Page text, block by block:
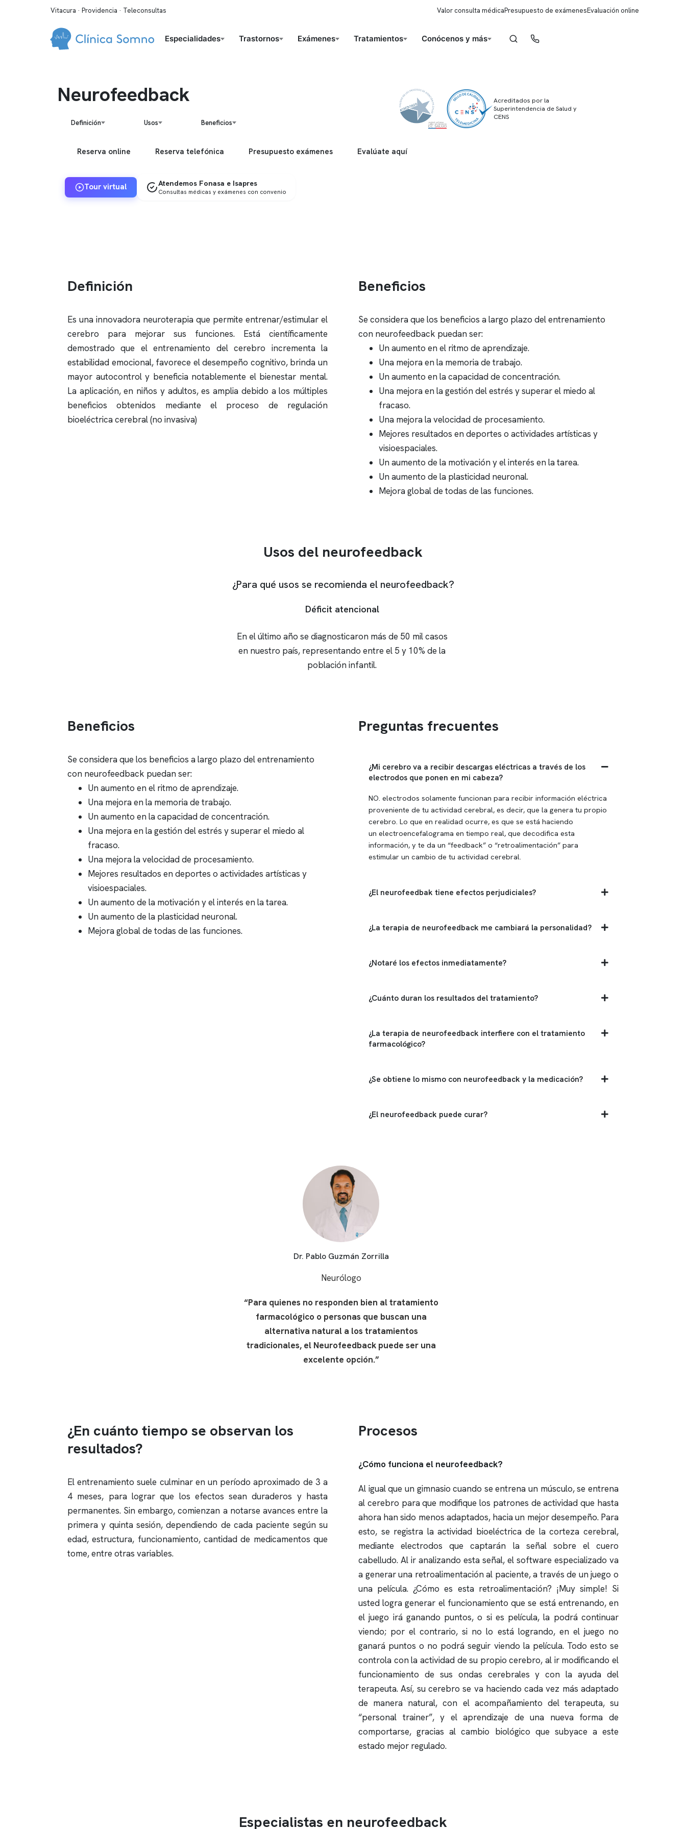
Vitacura · Providencia · Teleconsultas Valor consulta médicaPresupuesto de exámenesEvaluación online
Especialidades Trastornos Exámenes Tratamientos Conócenos y más
Neurofeedback
Definición Usos Beneficios
Acreditados por la
Superintendencia de Salud y
CENS
Reserva online Reserva telefónica Presupuesto exámenes Evalúate aquí
Tour virtual Atendemos Fonasa e Isapres
Consultas médicas y exámenes con convenio
Definición
Es una innovadora neuroterapia que permite entrenar/estimular el
cerebro para mejorar sus funciones. Está científicamente
demostrado que el entrenamiento del cerebro incrementa la
estabilidad emocional, favorece el desempeño cognitivo, brinda un
mayor autocontrol y beneficia notablemente el bienestar mental.
La aplicación, en niños y adultos, es amplia debido a los múltiples
beneficios obtenidos mediante el proceso de regulación
bioeléctrica cerebral (no invasiva)
Beneficios
Se considera que los beneficios a largo plazo del entrenamiento
con neurofeedback puedan ser:
Un aumento en el ritmo de aprendizaje.
Una mejora en la memoria de trabajo.
Un aumento en la capacidad de concentración.
Una mejora en la gestión del estrés y superar el miedo al
fracaso.
Una mejora la velocidad de procesamiento.
Mejores resultados en deportes o actividades artísticas y
visioespaciales.
Un aumento de la motivación y el interés en la tarea.
Un aumento de la plasticidad neuronal.
Mejora global de todas de las funciones.
Usos del neurofeedback
¿Para qué usos se recomienda el neurofeedback?
Déficit atencional
En el último año se diagnosticaron más de 50 mil casos
en nuestro país, representando entre el 5 y 10% de la
población infantil.
Beneficios
Se considera que los beneficios a largo plazo del entrenamiento
con neurofeedback puedan ser:
Un aumento en el ritmo de aprendizaje.
Una mejora en la memoria de trabajo.
Un aumento en la capacidad de concentración.
Una mejora en la gestión del estrés y superar el miedo al
fracaso.
Una mejora la velocidad de procesamiento.
Mejores resultados en deportes o actividades artísticas y
visioespaciales.
Un aumento de la motivación y el interés en la tarea.
Un aumento de la plasticidad neuronal.
Mejora global de todas de las funciones.
Preguntas frecuentes
¿Mi cerebro va a recibir descargas eléctricas a través de los
electrodos que ponen en mi cabeza?
NO. electrodos solamente funcionan para recibir información eléctrica
proveniente de tu actividad cerebral, es decir, que la genera tu propio
cerebro. Lo que en realidad ocurre, es que se está haciendo
un electroencefalograma en tiempo real, que decodifica esta
información, y te da un “feedback” o “retroalimentación” para
estimular un cambio de tu actividad cerebral.
¿El neurofeedbak tiene efectos perjudiciales?
¿La terapia de neurofeedback me cambiará la personalidad?
¿Notaré los efectos inmediatamente?
¿Cuánto duran los resultados del tratamiento?
¿La terapia de neurofeedback interfiere con el tratamiento
farmacológico?
¿Se obtiene lo mismo con neurofeedback y la medicación?
¿El neurofeedback puede curar?
Dr. Pablo Guzmán Zorrilla
Neurólogo
“Para quienes no responden bien al tratamiento
farmacológico o personas que buscan una
alternativa natural a los tratamientos
tradicionales, el Neurofeedback puede ser una
excelente opción.”
¿En cuánto tiempo se observan los
resultados?
El entrenamiento suele culminar en un período aproximado de 3 a
4 meses, para lograr que los efectos sean duraderos y hasta
permanentes. Sin embargo, comienzan a notarse avances entre la
primera y quinta sesión, dependiendo de cada paciente según su
edad, estructura, funcionamiento, cantidad de medicamentos que
tome, entre otras variables.
Procesos
¿Cómo funciona el neurofeedback?
Al igual que un gimnasio cuando se entrena un músculo, se entrena
al cerebro para que modifique los patrones de actividad que hasta
ahora han sido menos adaptados, hacia un mejor desempeño. Para
esto, se registra la actividad bioeléctrica de la corteza cerebral,
mediante electrodos que captarán la señal sobre el cuero
cabelludo. Al ir analizando esta señal, el software especializado va
a generar una retroalimentación al paciente, a través de un juego o
una película. ¿Cómo es esta retroalimentación? ¡Muy simple! Si
usted logra generar el funcionamiento que se está entrenando, en
el juego irá ganando puntos, o si es película, la podrá continuar
viendo; por el contrario, si no lo está logrando, en el juego no
ganará puntos o no podrá seguir viendo la película. Todo esto se
controla con la actividad de su propio cerebro, al ir modificando el
funcionamiento de sus ondas cerebrales y con la ayuda del
terapeuta. Así, su cerebro se va haciendo cada vez más adaptado
de manera natural, con el acompañamiento del terapeuta, su
“personal trainer”, y el aprendizaje de una nueva forma de
comportarse, gracias al cambio biológico que subyace a este
estado mejor regulado.
Especialistas en neurofeedback